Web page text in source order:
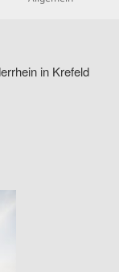
in Krefeld